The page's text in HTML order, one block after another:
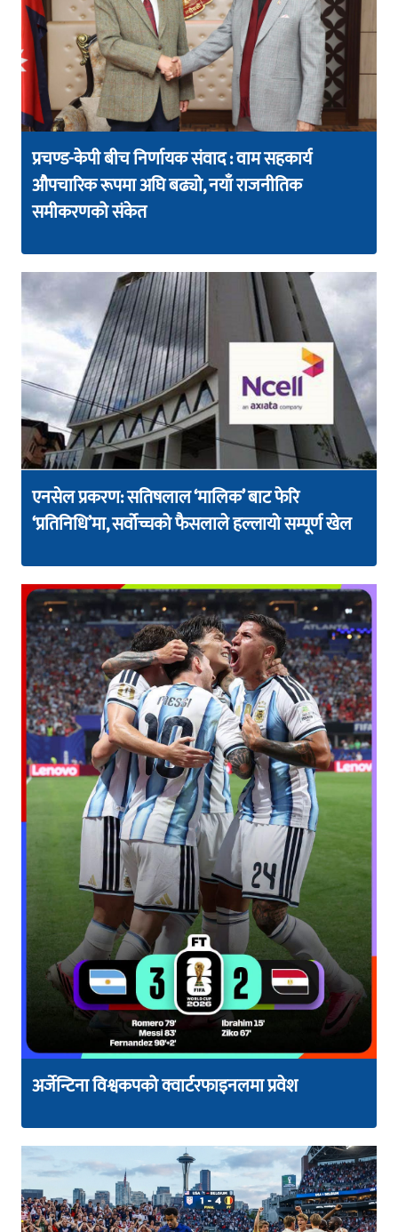
प्रचण्ड-केपी बीच निर्णायक संवाद : वाम सहकार्य
औपचारिक रूपमा अघि बढ्यो, नयाँ राजनीतिक
समीकरणको संकेत
एनसेल प्रकरण: सतिषलाल ‘मालिक’ बाट फेरि
‘प्रतिनिधि’मा, सर्वोच्चको फैसलाले हल्लायो सम्पूर्ण खेल
अर्जेन्टिना विश्वकपको क्वार्टरफाइनलमा प्रवेश